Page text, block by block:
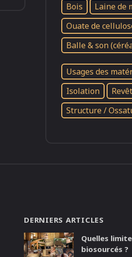
Bois
Laine de
Ouate de
Balle & son
Usages des
Isolation
Structure /
DERNIERS ARTICLES
Quelles
biosourcés ?